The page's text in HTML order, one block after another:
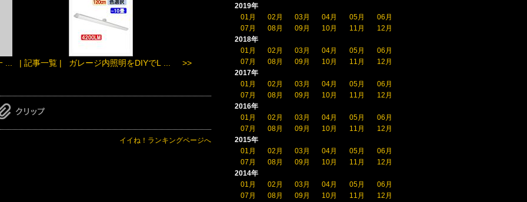
| 記事一覧 | ガレージ内照明をDIYでL ... >>
イイね！ランキングページへ
2019年
01月
02月 03月 04月 05月
06月
07月
08月 09月 10月 11月
12月
2018年
01月
02月 03月 04月 05月
06月
07月
08月 09月 10月 11月
12月
2017年
01月
02月 03月 04月 05月
06月
07月
08月 09月 10月 11月
12月
2016年
01月
02月 03月 04月 05月
06月
07月
08月 09月 10月 11月
12月
2015年
01月
02月 03月 04月 05月
06月
07月
08月 09月 10月 11月
12月
2014年
01月
02月 03月 04月 05月
06月
07月
08月 09月 10月 11月
12月